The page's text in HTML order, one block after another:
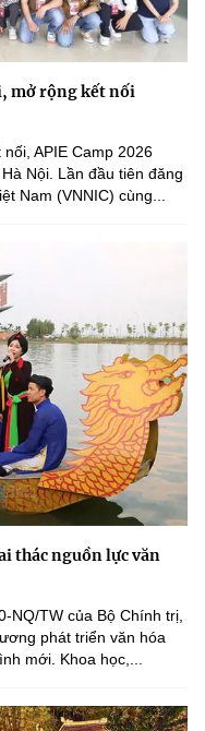
mở rộng kết nối
APIE Camp 2026
Nội. Lần đầu tiên đăng
Nam (VNNIC) cùng...
thác nguồn lực văn
NQ/TW của Bộ Chính trị,
phát triển văn hóa
mới. Khoa học,...